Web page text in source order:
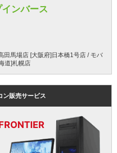
ンバース
田馬場店 [大阪府]日本橋1号店 / モバ
道]札幌店
ン販売サービス